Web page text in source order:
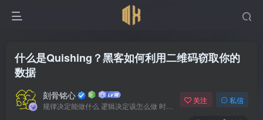
什么是Quishing？黑客如何利用二维码窃取你的
数据
刻骨铭心 关注 私信